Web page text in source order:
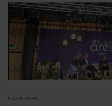
9 APR 2025